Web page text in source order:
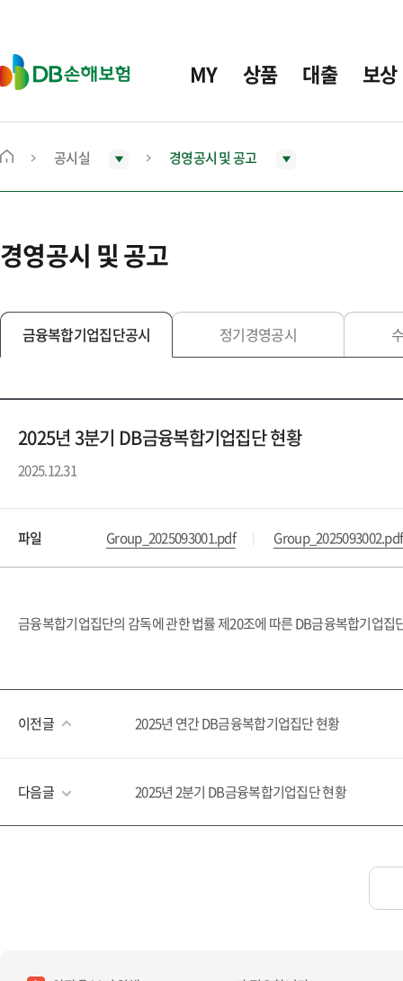
D
B
보
MY 상품 대출 보상
메
으
로
동
공시실 경영공시 및 공고
경영공시 및 공고
금융복합기업집단공시 정기경영공시
2025년 3분기 DB금융복합기업집단 현황
2025.12.31
파일 Group_2025093001.pdf Group_2025093002.pdf
금융복합기업집단의 감독에 관한 법률 제20조에 따른 DB금융복합기업집
이전글 2025년 연간 DB금융복합기업집단 현황
다음글 2025년 2분기 DB금융복합기업집단 현황